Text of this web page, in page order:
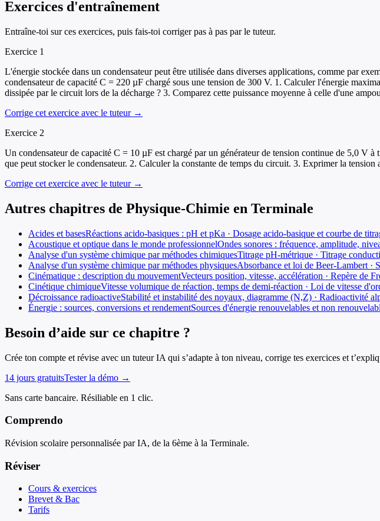
Exercices d'entraînement
Entraîne-toi sur ces exercices, puis fais-toi corriger pas à pas par le tuteur.
Exercice 1
L'énergie stockée dans un condensateur peut être utilisée dans diverses applications, comme par
condensateur de capacité C = 220 µF chargé sous une tension de 300 V. 1. Calculer l'énergie
dissipée par le circuit lors de la décharge ? 3. Comparez cette puissance moyenne à celle d'une
Corrige cet exercice avec le tuteur →
Exercice 2
Un condensateur de capacité C = 10 µF est chargé par un générateur de tension continue de 5,0
que peut stocker le condensateur. 2. Calculer la constante de temps du circuit. 3. Exprimer la
Corrige cet exercice avec le tuteur →
Autres chapitres de Physique-Chimie en Terminale
Acides et basesRéactions acido-basiques : pH et pKa · Dosage acido-basique et courbe de
Acoustique et optique dans le monde professionnelOndes sonores : fréquence, amplitude,
Analyse d'un système chimique par méthodes chimiquesTitrage pH-métrique · Titrage
Analyse d'un système chimique par méthodes physiquesAbsorbance et loi de Beer-Lambert ·
Cinématique : description du mouvementVecteurs position, vitesse, accélération · Repère de
Cinétique chimiqueVitesse volumique de réaction, temps de demi-réaction · Loi de vitesse
Décroissance radioactiveStabilité et instabilité des noyaux, diagramme (N,Z) · Radioactivité
Énergie : sources, conversions et rendementSources d'énergie renouvelables et non
Besoin d’aide sur ce chapitre ?
Crée ton compte et révise avec un tuteur IA qui s’adapte à ton niveau, corrige tes exercices et
14 jours gratuitsTester la démo →
Sans carte bancaire. Résiliable en 1 clic.
Comprendo
Révision scolaire personnalisée par IA, de la 6ème à la Terminale.
Réviser
Cours & exercices
Brevet & Bac
Tarifs